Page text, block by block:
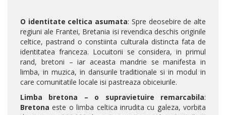
O identitate celtica asumata: Spre deosebire de alte
regiuni ale Frantei, Bretania isi revendica deschis originile
celtice, pastrand o constiinta culturala distincta fata de
identitatea franceza. Locuitorii se considera, in primul
rand, bretoni – iar aceasta mandrie se manifesta in
limba, in muzica, in dansurile traditionale si in modul in
care comunitatile locale isi pastreaza obiceiurile.
Limba bretona – o supravietuire remarcabila:
Bretona este o limba celtica inrudita cu galeza, vorbita